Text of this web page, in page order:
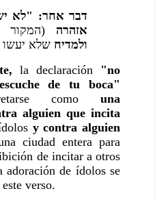
דבר אחר: "לא
אזהרה (המקור
ולמדיח שלא יעשו
la declaración "no
de tu boca"
como una
alguien que incita
y contra alguien
ciudad entera para
de incitar a otros
adoración de ídolos se
verso.